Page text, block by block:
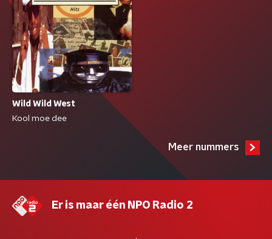
Wild Wild West
Kool moe dee
Meer nummers
Er is maar één NPO Radio 2